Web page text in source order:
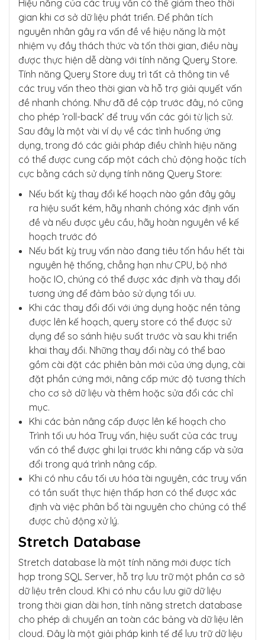
Hiệu năng của các truy vấn có thể giảm theo thời
gian khi cơ sở dữ liệu phát triển. Để phân tích
nguyên nhân gây ra vấn đề về hiệu năng là một
nhiệm vụ đầy thách thức và tốn thời gian, điều này
được thực hiện dễ dàng với tính năng Query Store.
Tính năng Query Store duy trì tất cả thông tin về
các truy vấn theo thời gian và hỗ trợ giải quyết vấn
đề nhanh chóng. Như đã đề cập trước đây, nó cũng
cho phép ‘roll-back’ để truy vấn các gói từ lịch sử.
Sau đây là một vài ví dụ về các tình huống ứng
dụng, trong đó các giải pháp điều chỉnh hiệu năng
có thể được cung cấp một cách chủ động hoặc tích
cực bằng cách sử dụng tính năng Query Store:
Nếu bất kỳ thay đổi kế hoạch nào gần đây gây
ra hiệu suất kém, hãy nhanh chóng xác định vấn
đề và nếu được yêu cầu, hãy hoàn nguyên về kế
hoạch trước đó
Nếu bất kỳ truy vấn nào đang tiêu tốn hầu hết tài
nguyên hệ thống, chẳng hạn như CPU, bộ nhớ
hoặc IO, chúng có thể được xác định và thay đổi
tương ứng để đảm bảo sử dụng tối ưu.
Khi các thay đổi đối với ứng dụng hoặc nền tảng
được lên kế hoạch, query store có thể được sử
dụng để so sánh hiệu suất trước và sau khi triển
khai thay đổi. Những thay đổi này có thể bao
gồm cài đặt các phiên bản mới của ứng dụng, cài
đặt phần cứng mới, nâng cấp mức độ tương thích
cho cơ sở dữ liệu và thêm hoặc sửa đổi các chỉ
mục.
Khi các bản nâng cấp được lên kế hoạch cho
Trình tối ưu hóa Truy vấn, hiệu suất của các truy
vấn có thể được ghi lại trước khi nâng cấp và sửa
đổi trong quá trình nâng cấp.
Khi có nhu cầu tối ưu hóa tài nguyên, các truy vấn
có tần suất thực hiện thấp hơn có thể được xác
định và việc phân bổ tài nguyên cho chúng có thể
được chủ động xử lý.
Stretch Database
Stretch database là một tính năng mới được tích
hợp trong SQL Server, hỗ trợ lưu trữ một phần cơ sở
dữ liệu trên cloud. Khi có nhu cầu lưu giữ dữ liệu
trong thời gian dài hơn, tính năng stretch database
cho phép di chuyển an toàn các bảng và dữ liệu lên
cloud. Đây là một giải pháp kinh tế để lưu trữ dữ liệu